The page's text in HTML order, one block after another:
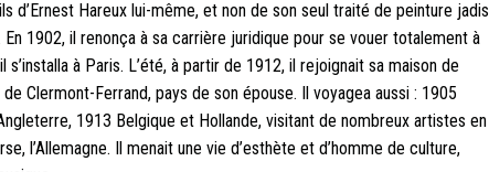
d’Ernest Hareux lui-même, et non de son seul traité de peinture jadis
1902, il renonça à sa carrière juridique pour se vouer totalement à
s’installa à Paris. L’été, à partir de 1912, il rejoignait sa maison de
Clermont-Ferrand, pays de son épouse. Il voyagea aussi : 1905
1913 Belgique et Hollande, visitant de nombreux artistes en
l’Allemagne. Il menait une vie d’esthète et d’homme de culture,